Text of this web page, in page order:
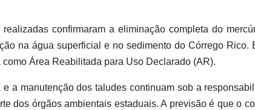
confirmaram a eliminação completa do
na água superficial e no sedimento do Córrego Rico.
Área Reabilitada para Uso Declarado (AR).
a manutenção dos taludes continuam sob a
dos órgãos ambientais estaduais. A previsão é que o